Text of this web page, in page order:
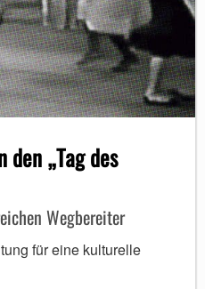
„Tag des
Wegbereiter
für eine kulturelle